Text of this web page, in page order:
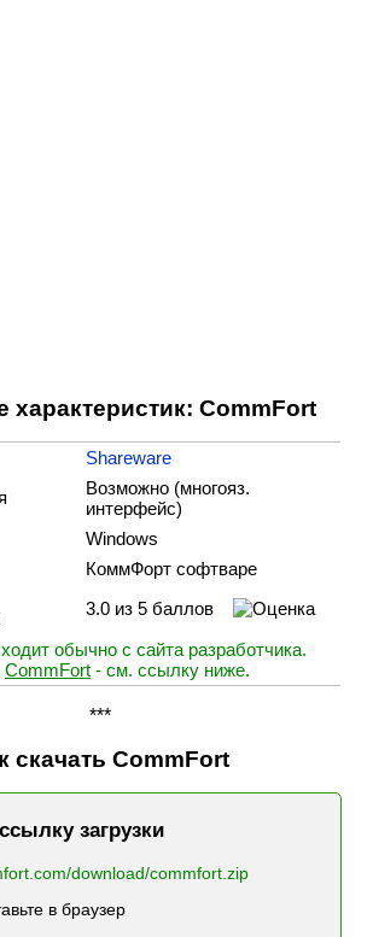
характеристик: CommFort
Shareware
Возможно (многояз.
интерфейс)
Windows
КоммФорт софтваре
3.0 из 5 баллов
обычно с сайта разработчика.
CommFort - см. ссылку ниже.
***
скачать CommFort
загрузки
download/commfort.zip
в браузер